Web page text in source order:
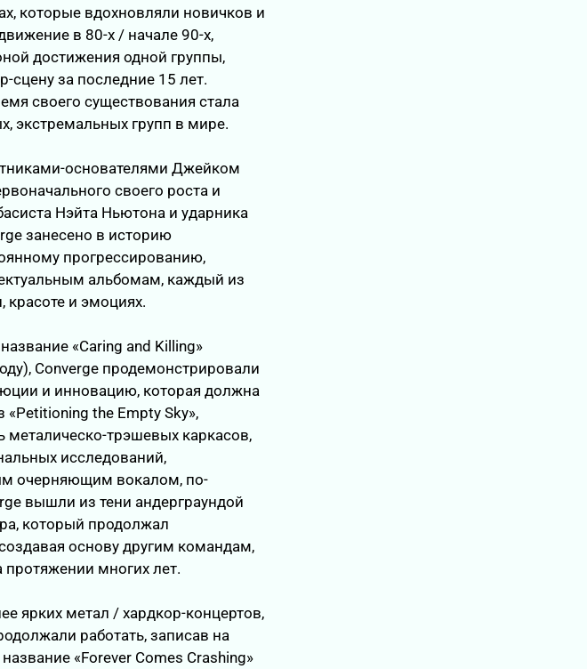
которые вдохновляли новичков и
в 80-х / начале 90-х,
достижения одной группы,
сцену за последние 15 лет.
своего существования стала
экстремальных групп в мире.
основателями Джейком
своего роста и
Нэйта Ньютона и ударника
занесено в историю
прогрессированию,
альбомам, каждый из
красоте и эмоциях.
«Caring and Killing»
Converge продемонстрировали
и инновацию, которая должна
the Empty Sky»,
трэшевых каркасов,
исследований,
очерняющим вокалом, по-
вышли из тени андерграундой
который продолжал
основу другим командам,
многих лет.
ярких метал / хардкор-концертов,
работать, записав на
«Forever Comes Crashing»